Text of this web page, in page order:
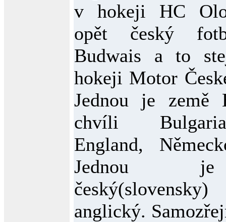
v hokeji HC
opět český
Budwais a to
hokeji Motor
Jednou je země
chvíli
England,
Jednou
anglický.